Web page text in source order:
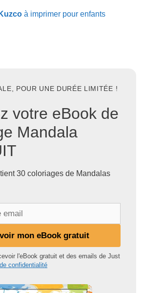
Kuzco à imprimer pour enfants
POUR UNE DURÉE LIMITÉE !
votre eBook de
Mandala
30 coloriages de Mandalas
mon eBook gratuit
l'eBook gratuit et des emails de Just
confidentialité